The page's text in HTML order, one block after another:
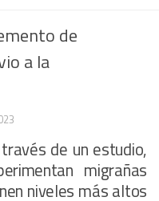
de
a la
de un estudio,
migrañas
niveles más altos